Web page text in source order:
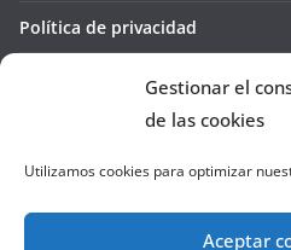
Gestionar el
de las cookies
Utilizamos cookies para optimizar
Aceptar
Política de privacidad
Política de cookies (UE)